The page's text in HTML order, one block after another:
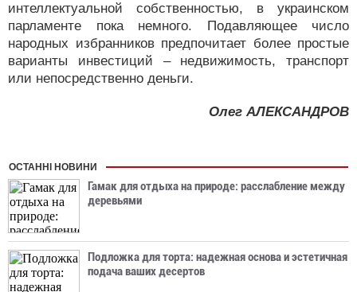
интеллектуальной собственностью, в украинском
парламенте пока немного. Подавляющее число
народных избранников предпочитает более простые
варианты инвестиций – недвижимость, транспорт
или непосредственно деньги.
Олег АЛЕКСАНДРОВ
ОСТАННІ НОВИНИ
Гамак для отдыха на природе: расслабление между
деревьями
Подложка для торта: надежная основа и эстетичная
подача ваших десертов